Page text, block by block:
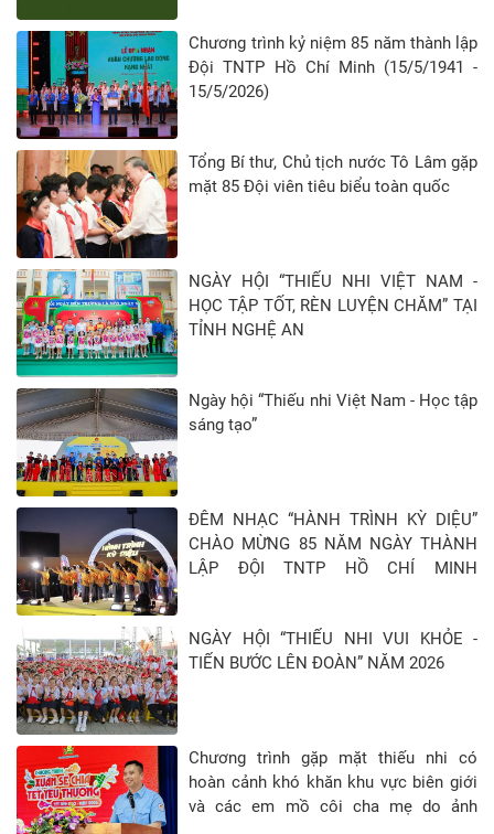
Chương trình kỷ niệm 85 năm thành lập
Đội TNTP Hồ Chí Minh (15/5/1941 -
15/5/2026)
Tổng Bí thư, Chủ tịch nước Tô Lâm gặp
mặt 85 Đội viên tiêu biểu toàn quốc
NGÀY HỘI “THIẾU NHI VIỆT NAM -
HỌC TẬP TỐT, RÈN LUYỆN CHĂM” TẠI
TỈNH NGHỆ AN
Ngày hội “Thiếu nhi Việt Nam - Học tập
sáng tạo”
ĐÊM NHẠC “HÀNH TRÌNH KỲ DIỆU”
CHÀO MỪNG 85 NĂM NGÀY THÀNH
LẬP ĐỘI TNTP HỒ CHÍ MINH
NGÀY HỘI “THIẾU NHI VUI KHỎE -
TIẾN BƯỚC LÊN ĐOÀN” NĂM 2026
Chương trình gặp mặt thiếu nhi có
hoàn cảnh khó khăn khu vực biên giới
và các em mồ côi cha mẹ do ảnh